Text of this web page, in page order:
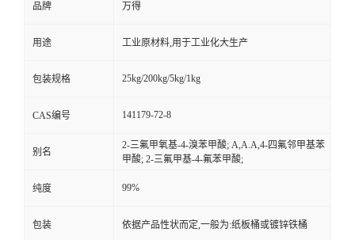
品牌 万得
用途 工业原材料,用于工业化大生产
包装规格 25kg/200kg/5kg/1kg
CAS编号 141179-72-8
别名
2-三氟甲氧基-4-溴苯甲酸; Α,Α.Α,4-四氟邻甲基苯
甲酸; 2-三氟甲基-4-氟苯甲酸;
纯度 99%
包装 依据产品性状而定,一般为:纸板桶或镀锌铁桶